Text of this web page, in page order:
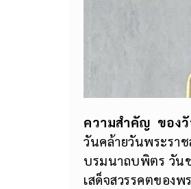
ความสำคัญ ของ
วันคล้ายวันพระรา
บรมนาถบพิตร วัน
เสด็จสวรรคตของ